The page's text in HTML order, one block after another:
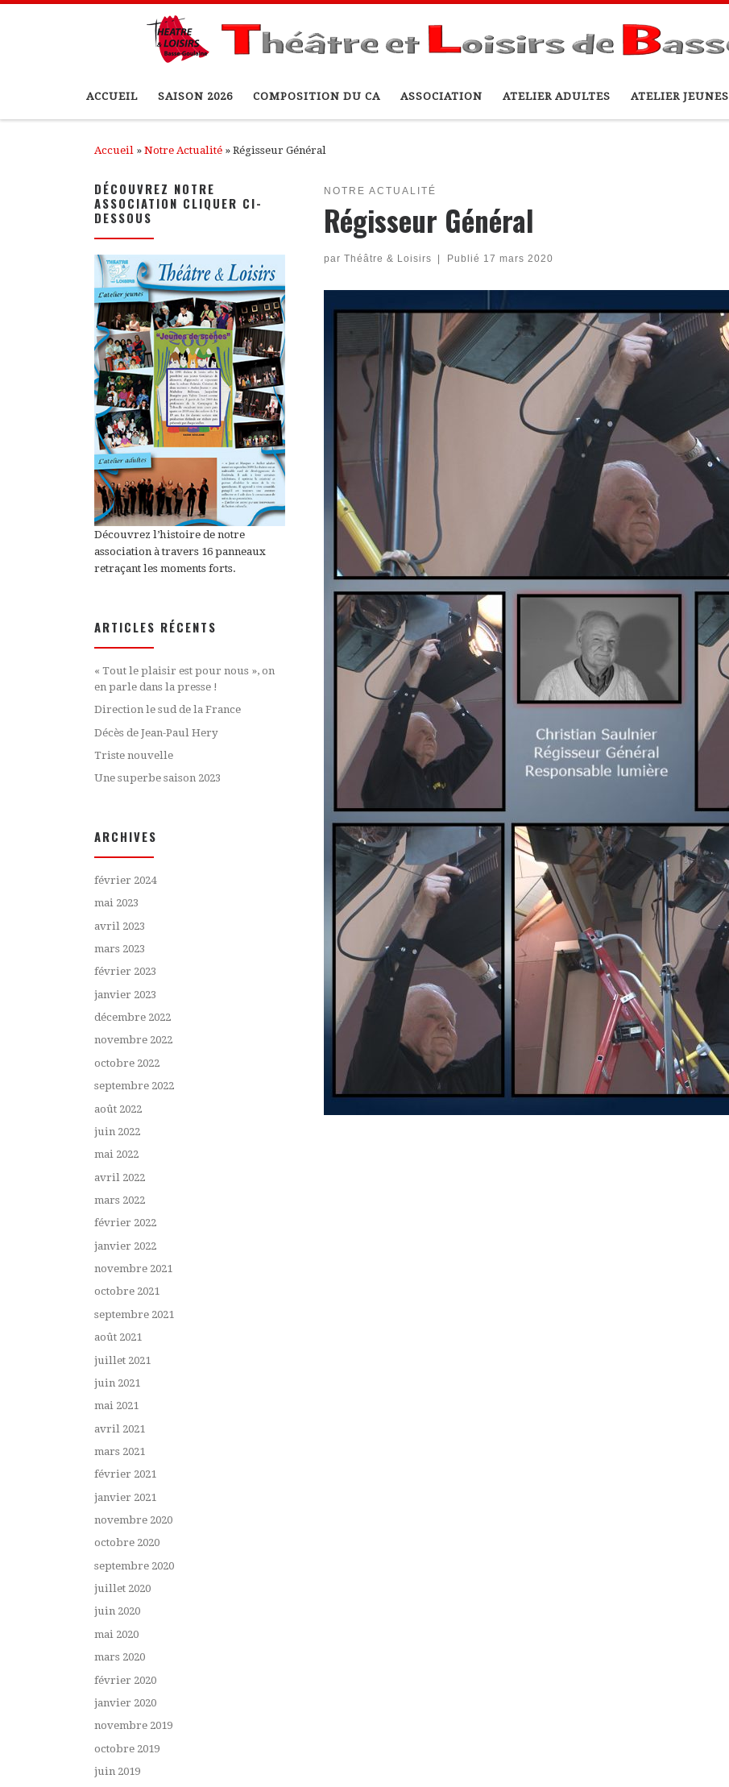
ACCUEIL SAISON 2026 COMPOSITION DU CA ASSOCIATION ATELIER ADULTES ATELIER JEUNES
Accueil » Notre Actualité » Régisseur Général
NOTRE ACTUALITÉ
Régisseur Général
par Théâtre & Loisirs Publié 17 mars 2020
DÉCOUVREZ NOTRE
ASSOCIATION CLIQUER CI-
DESSOUS
Découvrez l’histoire de notre
association à travers 16 panneaux
retraçant les moments forts.
ARTICLES RÉCENTS
« Tout le plaisir est pour nous », on
en parle dans la presse !
Direction le sud de la France
Décès de Jean-Paul Hery
Triste nouvelle
Une superbe saison 2023
ARCHIVES
février 2024
mai 2023
avril 2023
mars 2023
février 2023
janvier 2023
décembre 2022
novembre 2022
octobre 2022
septembre 2022
août 2022
juin 2022
mai 2022
avril 2022
mars 2022
février 2022
janvier 2022
novembre 2021
octobre 2021
septembre 2021
août 2021
juillet 2021
juin 2021
mai 2021
avril 2021
mars 2021
février 2021
janvier 2021
novembre 2020
octobre 2020
septembre 2020
juillet 2020
juin 2020
mai 2020
mars 2020
février 2020
janvier 2020
novembre 2019
octobre 2019
juin 2019